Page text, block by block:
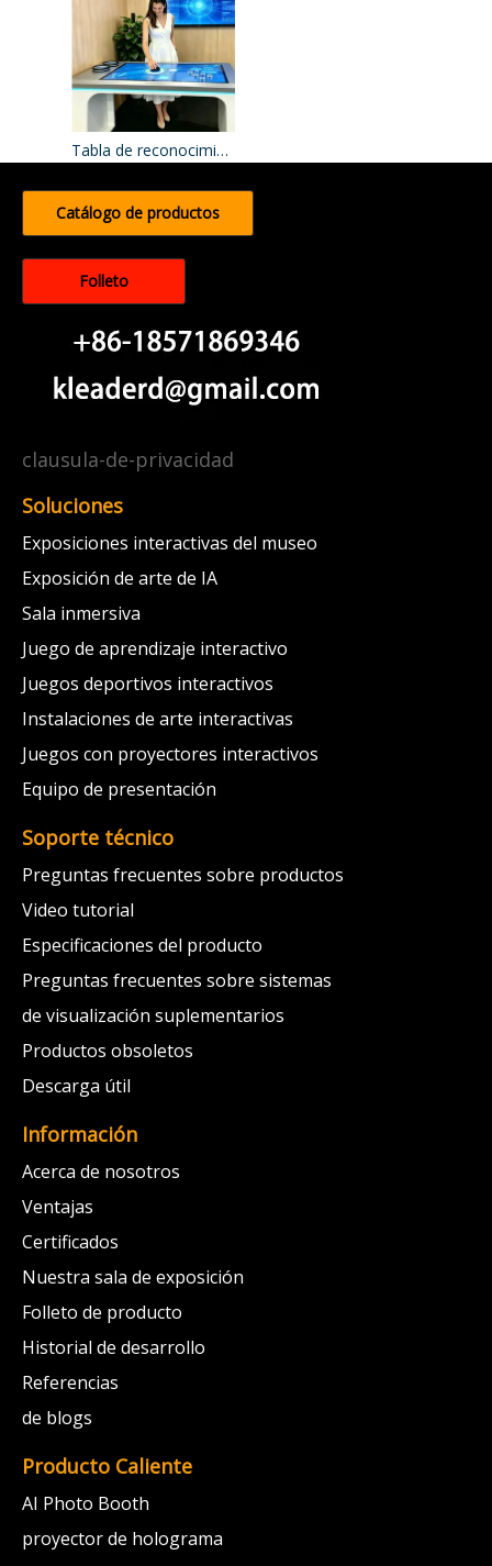
Tabla de reconocimiento de objetos
Catálogo de productos
Folleto
clausula-de-privacidad
Soluciones
Exposiciones interactivas del museo
Exposición de arte de IA
Sala inmersiva
Juego de aprendizaje interactivo
Juegos deportivos interactivos
Instalaciones de arte interactivas
Juegos con proyectores interactivos
Equipo de presentación
Soporte técnico
Preguntas frecuentes sobre productos
Video tutorial
Especificaciones del producto
Preguntas frecuentes sobre sistemas
de visualización suplementarios
Productos obsoletos
Descarga útil
Información
Acerca de nosotros
Ventajas
Certificados
Nuestra sala de exposición
Folleto de producto
Historial de desarrollo
Referencias
de blogs
Producto Caliente
AI Photo Booth
proyector de holograma